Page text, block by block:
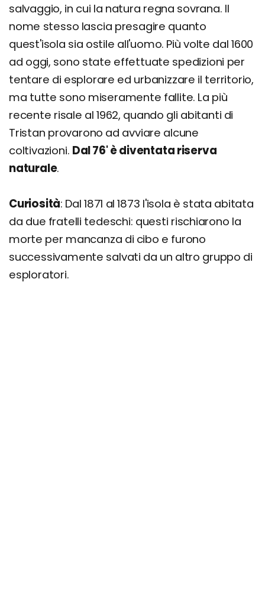
salvaggio, in cui la natura regna sovrana. Il
nome stesso lascia presagire quanto
quest'isola sia ostile all'uomo. Più volte dal 1600
ad oggi, sono state effettuate spedizioni per
tentare di esplorare ed urbanizzare il territorio,
ma tutte sono miseramente fallite. La più
recente risale al 1962, quando gli abitanti di
Tristan provarono ad avviare alcune
coltivazioni. Dal 76' è diventata riserva
naturale.
Curiosità: Dal 1871 al 1873 l'isola è stata abitata
da due fratelli tedeschi: questi rischiarono la
morte per mancanza di cibo e furono
successivamente salvati da un altro gruppo di
esploratori.